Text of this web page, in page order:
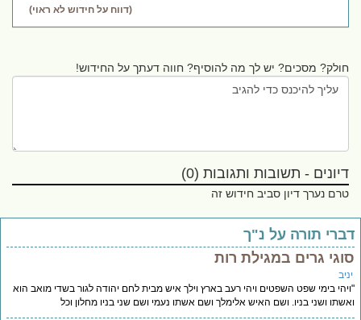
(דווח על חידוש לא ראוי)
חולק? מסכים? יש לך מה להוסיף? חווה דעתך על החידוש!
דיונים - תשובות ותגובות (0)
טרם נערך דיון סביב חידוש זה
תורה על נ"ך
גרים במגילת רות
בימי שפט השפטים ויהי רעב בארץ וילך איש מבית לחם יהודה לגור בשדי מואב הוא
ושני בניו. ושם האיש אלימלך ושם אשתו נעמי ושם שני בניו מחלון וכל